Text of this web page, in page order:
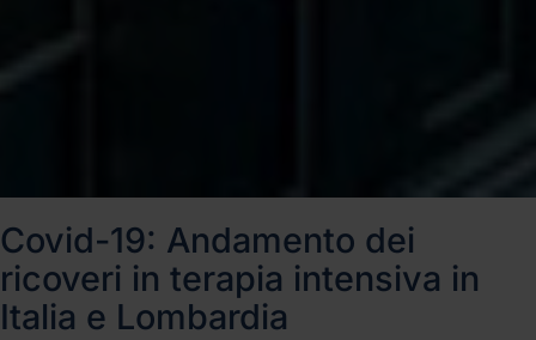
Covid-19: Andamento dei
ricoveri in terapia intensiva in
Italia e Lombardia